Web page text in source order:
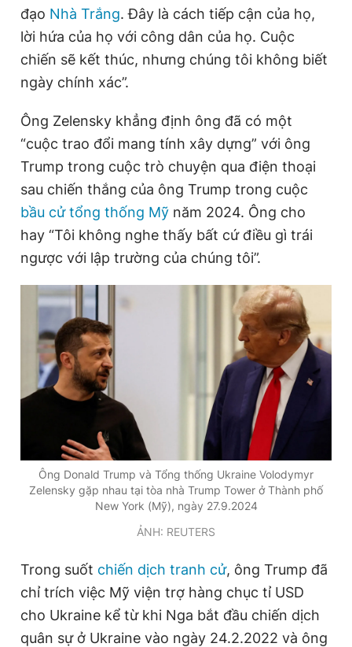
Hotline
0906 645 777
Liên hệ quảng cáo
0908 780 404
Quảng cáo RSS Tòa soạn Chính sách bảo
Phó tổng biên tập thường trực: Hải Thành
Phó tổng biên tập: Lâm Hiếu Dũng
Phó tổng biên tập: Trần Việt Hưng
Giấy phép xuất bản số 110/GP - BTTTT cấp ngày 24.3.2020
© 2003-2026 Bản quyền thuộc về Báo Thanh Niên. Cấm sao
chép dưới mọi hình thức nếu không có sự chấp thuận bằng văn
bản. Phát triển bởi ePi Technologies, JSC.
đạo Nhà Trắng. Đây là cách tiếp cận của họ,
lời hứa của họ với công dân của họ. Cuộc
chiến sẽ kết thúc, nhưng chúng tôi không biết
ngày chính xác”.
Ông Zelensky khẳng định ông đã có một
“cuộc trao đổi mang tính xây dựng” với ông
Trump trong cuộc trò chuyện qua điện thoại
sau chiến thắng của ông Trump trong cuộc
bầu cử tổng thống Mỹ năm 2024. Ông cho
hay “Tôi không nghe thấy bất cứ điều gì trái
ngược với lập trường của chúng tôi”.
Ông Donald Trump và Tổng thống Ukraine Volodymyr
Zelensky gặp nhau tại tòa nhà Trump Tower ở Thành phố
New York (Mỹ), ngày 27.9.2024
ẢNH: REUTERS
Trong suốt chiến dịch tranh cử, ông Trump đã
chỉ trích việc Mỹ viện trợ hàng chục tỉ USD
cho Ukraine kể từ khi Nga bắt đầu chiến dịch
quân sự ở Ukraine vào ngày 24.2.2022 và ông